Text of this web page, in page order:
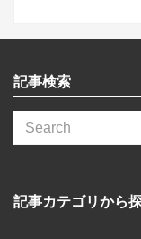
記事検索
記事カテゴリから